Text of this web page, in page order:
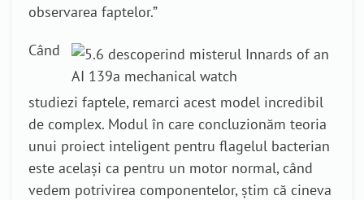
observarea faptelor.”
Când
studiezi faptele, remarci acest model incredibil
de complex. Modul în care concluzionăm teoria
unui proiect inteligent pentru flagelul bacterian
este același ca pentru un motor normal, când
vedem potrivirea componentelor, știm că cineva